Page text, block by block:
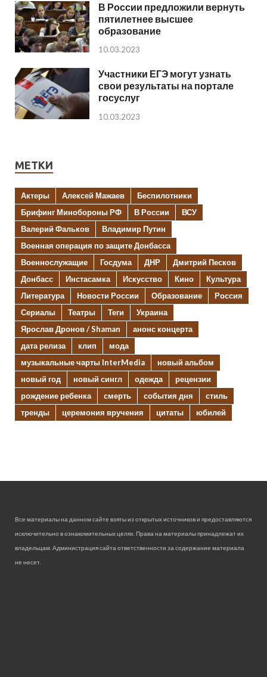
В России предложили вернуть
пятилетнее высшее
образование
10.03.2023
Участники ЕГЭ могут узнать
свои результаты на портале
госуслуг
10.03.2023
МЕТКИ
Актеры Алексей Мажаев
Беспилотники
Брифинг Минобороны РФ
В России
ВСУ
Валерий Фальков
Владимир Путин
Военная операция по защите Донбасса
Военнослужащие
Госдума ДНР
Дмитрий Песков
Донбасс
Инстасамка Искусство Кино
Культура
Литература
Новости России Образование
Россия
Сериалы
Театры Теги
Украина
Ярослав Дронов / Shaman
анонс концерта
дата релиза
клип
мода
музыкальные чарты InterMedia
новый альбом
новый год
новый сингл одежда
рецензии
рождение ребенка
смерть события дня
стиль
тренды
церемония вручения цитаты юбилей
Все материалы на данном сайте взяты из открытых источников и предоставляются
исключительно в ознакомительных целях. Права на материалы принадлежат их
владельцам. Администрация сайта ответственности за содержание материала
не несет.